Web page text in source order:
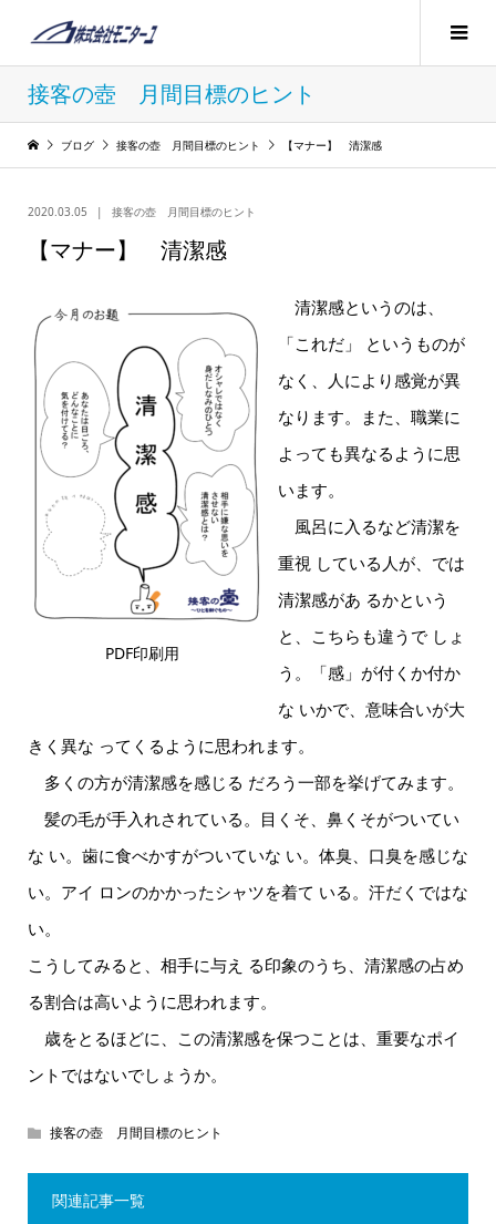
接客の壺 月間目標のヒント
ブログ 接客の壺 月間目標のヒント 【マナー】 清潔感
2020.03.05 接客の壺 月間目標のヒント
【マナー】 清潔感
PDF印刷用
清潔感というのは、
「これだ」 というものが
なく、人により感覚が異
なります。また、職業に
よっても異なるように思
います。
風呂に入るなど清潔を
重視 している人が、では
清潔感があ るかという
と、こちらも違うで しょ
う。「感」が付くか付か
な いかで、意味合いが大
きく異な ってくるように思われます。
多くの方が清潔感を感じる だろう一部を挙げてみます。
髪の毛が手入れされている。目くそ、鼻くそがついてい
な い。歯に食べかすがついていな い。体臭、口臭を感じな
い。アイ ロンのかかったシャツを着て いる。汗だくではな
い。
こうしてみると、相手に与え る印象のうち、清潔感の占め
る割合は高いように思われます。
歳をとるほどに、この清潔感を保つことは、重要なポイ
ントではないでしょうか。
接客の壺 月間目標のヒント
関連記事一覧